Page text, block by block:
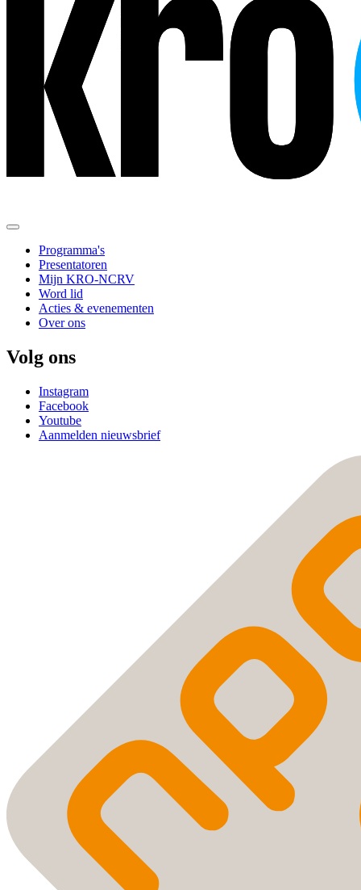
Programma's
Presentatoren
Mijn KRO-NCRV
Word lid
Acties & evenementen
Over ons
Volg ons
Instagram
Facebook
Youtube
Aanmelden nieuwsbrief